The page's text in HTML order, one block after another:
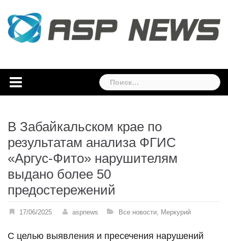
content
Найти:
В Забайкальском крае по
результатам анализа ФГИС
«Аргус-Фито» нарушителям
выдано более 50
предостережений
17/06/2025 aspnews Все новости, Меркурий
С целью выявления и пресечения нарушений